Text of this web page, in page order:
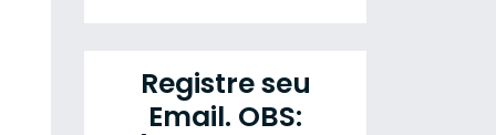
Registre seu
Email. OBS: